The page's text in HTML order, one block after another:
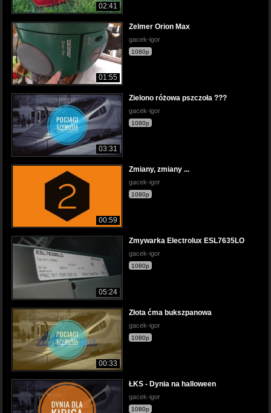
02:41
01:55
Zelmer Orion Max
gacek-igor
1080p
03:31
Zielono różowa pszczoła ???
gacek-igor
1080p
00:59
Zmiany, zmiany ...
gacek-igor
1080p
05:24
Zmywarka Electrolux ESL7635LO
gacek-igor
1080p
00:33
Złota ćma bukszpanowa
gacek-igor
1080p
ŁKS - Dynia na halloween
gacek-igor
1080p